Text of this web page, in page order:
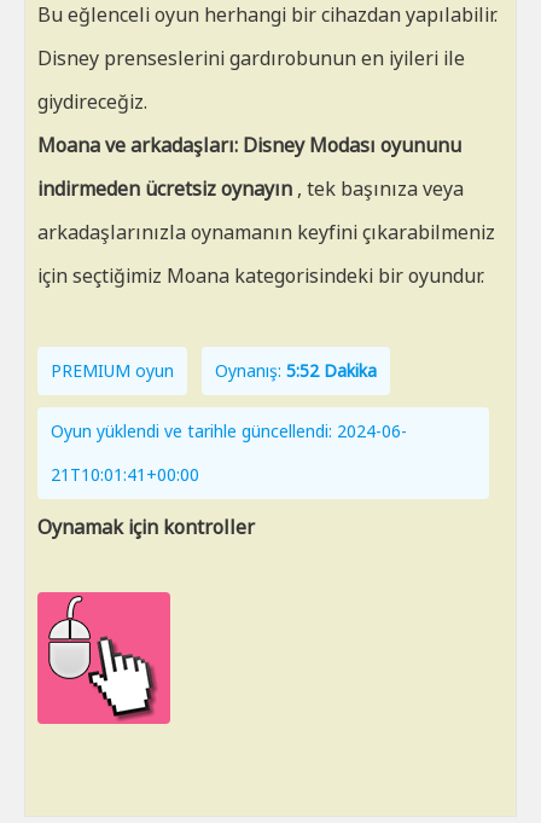
Bu eğlenceli oyun herhangi bir cihazdan yapılabilir.
Disney prenseslerini gardırobunun en iyileri ile
giydireceğiz.
Moana ve arkadaşları: Disney Modası oyununu
indirmeden ücretsiz oynayın , tek başınıza veya
arkadaşlarınızla oynamanın keyfini çıkarabilmeniz
için seçtiğimiz Moana kategorisindeki bir oyundur.
PREMIUM oyun Oynanış: 5:52 Dakika
Oyun yüklendi ve tarihle güncellendi: 2024-06-
21T10:01:41+00:00
Oynamak için kontroller